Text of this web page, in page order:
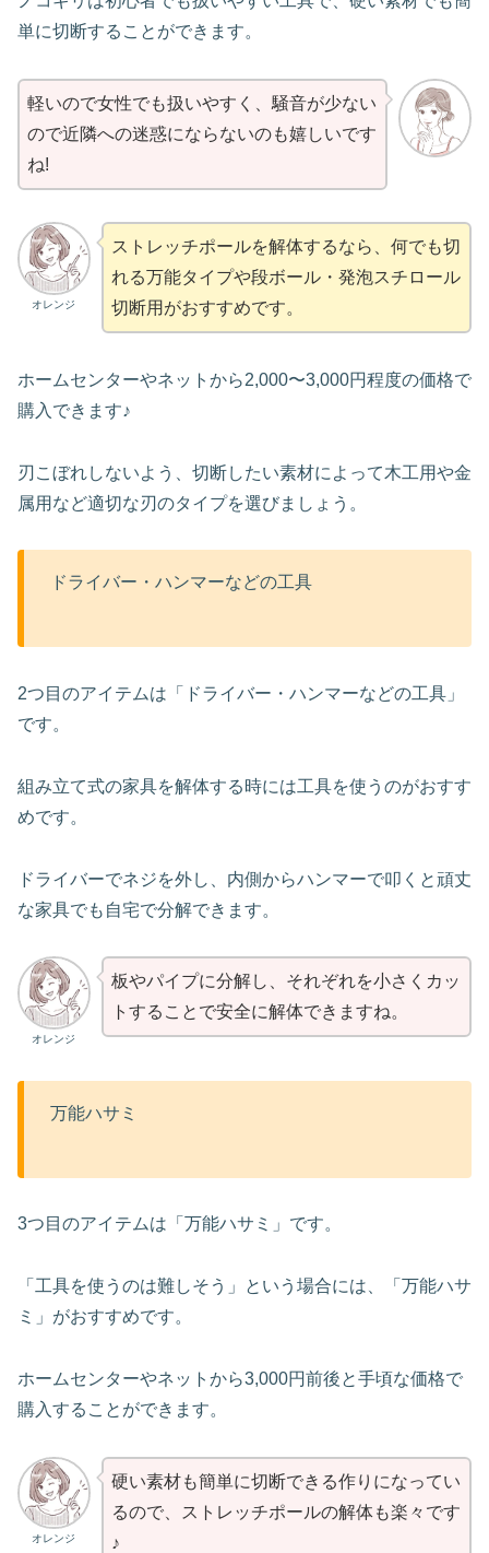
単に切断することができます。
軽いので女性でも扱いやすく、騒音が少ない
ので近隣への迷惑にならないのも嬉しいです
ね!
オレンジ
ストレッチポールを解体するなら、何でも切
れる万能タイプや段ボール・発泡スチロール
切断用がおすすめです。
ホームセンターやネットから2,000〜3,000円程度の価格で
購入できます♪
刃こぼれしないよう、切断したい素材によって木工用や金
属用など適切な刃のタイプを選びましょう。
ドライバー・ハンマーなどの工具
2つ目のアイテムは「ドライバー・ハンマーなどの工具」
です。
組み立て式の家具を解体する時には工具を使うのがおすす
めです。
ドライバーでネジを外し、内側からハンマーで叩くと頑丈
な家具でも自宅で分解できます。
オレンジ
板やパイプに分解し、それぞれを小さくカッ
トすることで安全に解体できますね。
万能ハサミ
3つ目のアイテムは「万能ハサミ」です。
「工具を使うのは難しそう」という場合には、「万能ハサ
ミ」がおすすめです。
ホームセンターやネットから3,000円前後と手頃な価格で
購入することができます。
オレンジ
硬い素材も簡単に切断できる作りになってい
るので、ストレッチポールの解体も楽々です
♪